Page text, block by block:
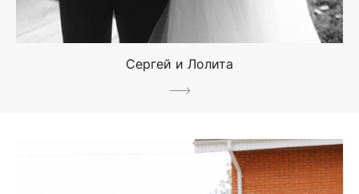
Сергей и Лолита